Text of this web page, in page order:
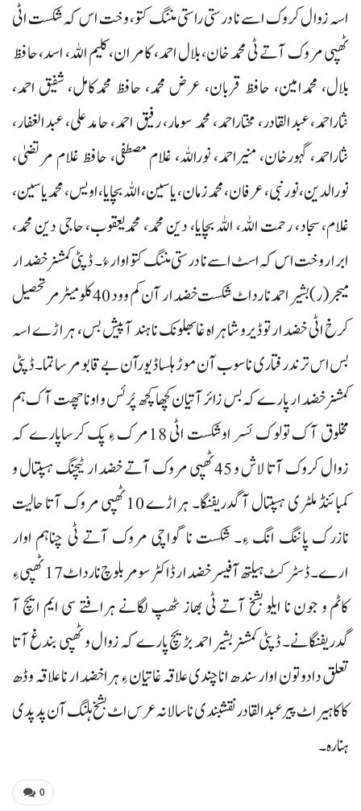
اسہ زوال کروک اسے نا درستی راستی مننگ کتو، وخت اس کہ شکست اٹی
ٹھپی مروک آتے ٹی محمد خان، بلال احمد، کامران، کلیم اللہ، اسد، حافظ
بلال، محمدامین، حافظ قربان، عرض محمد، حافظ محمدکامل، شفیق احمد،
نثاراحمد، عبدالقادر، مختاراحمد، محمد سومار، رفیق احمد، حامدعلی، عبدالغفار،
نثاراحمد، گہورخان، منیراحمد، نوراللہ، غلام مصطفی، حافظ غلام مرتضیٰ،
نورالدین، نورنبی، عرفان،محمد زمان، یاسین، اللہ بچایا، اویس، محمدیاسین،
غلام، سجاد، رحمت اللہ، اللہ بچایا، دین محمد، محمدیعقوب، حاجی دین محمد،
ابرار وخت اس کہ اسٹ اسے نا درستی مننگ کتو اوار ءُ۔ ڈپٹی کمشنر خضدار
میجر(ر) بشیر احمد نا رداٹ شکست خضدار آن کم و ود 40کلومیٹر مرتحصیل
کرخ اٹی خضدار توڈیرو شاہراہ غابھلونک نا ہند آ پیش بس، ہراڑے اسہ
بس اس ترند رفتاری نا سوب آن موڑ ہلسا ڈیورآن بے قابو مرساتما۔ ڈپٹی
کمشنر خضدار پارے کہ بس زائر آتیان کچھاکچھ پُر ئس و اونا چھت آک ہم
مخلوق آک تولوک ئسر اوشکست اٹی 18مرک ءِ پک کرساپارے کہ
زوال کروک آتا لاش و 45ٹھپی مروک آتے خضدار ٹیچنگ ہسپتال و
کمبائنڈ ملٹری ہسپتال آ گدریفنگا۔ ہراڑے 10ٹھپی مروک آتا حالیت
نازرک پاننگ انگ ءِ۔ شکست نا گواچی مروک آتے ٹی چناہم اوار
ارے۔ ڈسٹرکٹ ہیلتھ آفیسر خضدار ڈاکٹر سومربلوچ نا رداٹ 17ٹھپی ءِ
کاٹم و جون نا ایلو بشخ آتے ٹی بھاز ٹھپ لگانے ہرافتے سی ایم ایچ آ
گدریفنگانے۔ ڈپٹی کمشنر بشیر احمد بڑیچ پارے کہ زوال و ٹھپی بندغ آتا
تعلق دادو تون اوار سندھ انا چندی علاقہ غاتیان ءِ ہراخضدار نا علاقہ وڈھ
کاکاہیراٹ پیر عبدالقادر نقشبندی نا سالانہ عرس اٹ بشخ ہلنگ آن پد پدی
ہنارہ۔
0